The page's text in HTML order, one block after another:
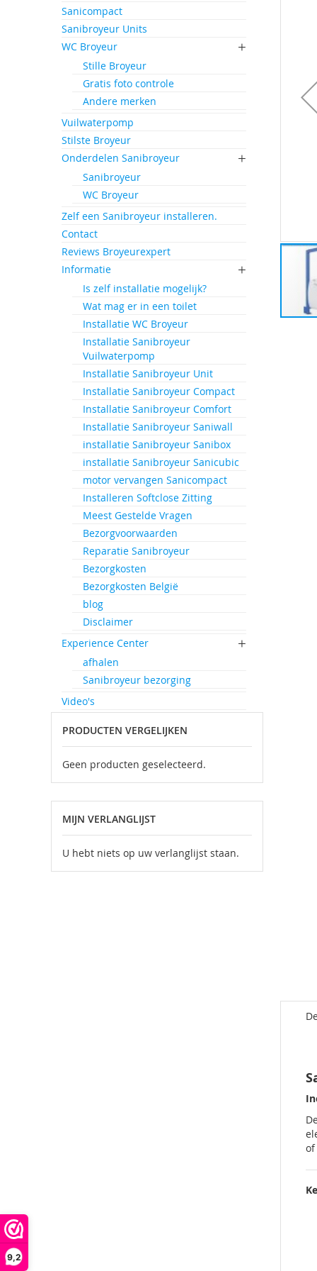
9,2
of
Sanicompact
Sanibroyeur Units
WC Broyeur
Stille Broyeur
Gratis foto controle
Andere merken
Vuilwaterpomp
Stilste Broyeur
Onderdelen Sanibroyeur
Sanibroyeur
WC Broyeur
Zelf een Sanibroyeur installeren.
Contact
Reviews Broyeurexpert
Informatie
Is zelf installatie mogelijk?
Wat mag er in een toilet
Installatie WC Broyeur
Installatie Sanibroyeur
Vuilwaterpomp
Installatie Sanibroyeur Unit
Installatie Sanibroyeur Compact
Installatie Sanibroyeur Comfort
Installatie Sanibroyeur Saniwall
installatie Sanibroyeur Sanibox
installatie Sanibroyeur Sanicubic
motor vervangen Sanicompact
Installeren Softclose Zitting
Meest Gestelde Vragen
Bezorgvoorwaarden
Reparatie Sanibroyeur
Bezorgkosten
Bezorgkosten België
blog
Disclaimer
Experience Center
afhalen
Sanibroyeur bezorging
Video's
PRODUCTEN VERGELIJKEN
Geen producten geselecteerd.
MIJN VERLANGLIJST
U hebt niets op uw verlanglijst staan.